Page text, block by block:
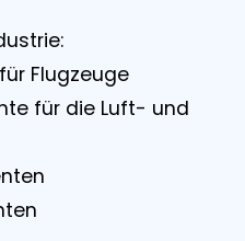
Flugzeuge
für die Luft- und